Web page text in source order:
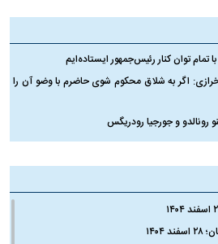
تمام توان کنار رئیس‌جمهور ایستاده‌ایم
اگر به شلاق محکوم شوی حاضرم با وضو آن را
رونالدو و جورجیا رودریگس